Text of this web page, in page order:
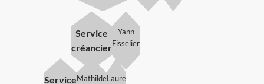
Service
créancier
Yann
Fisselier
ServiceMathildeLaure